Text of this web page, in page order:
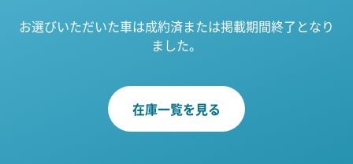
お選びいただいた車は成約済または掲載期間終了となり
ました。
在庫一覧を見る